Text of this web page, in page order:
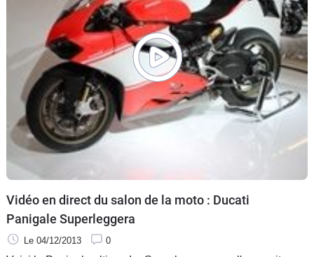
Vidéo en direct du salon de la moto : Ducati
Panigale Superleggera
Le 04/12/2013 0